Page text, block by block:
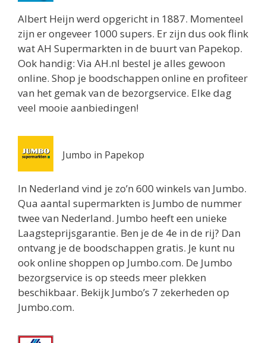
Twijnstraat 8
Utrecht 3511ZK
0.8 km
Routebeschrijving
Jumbo Utrecht
Biltstraat 74
0.8 km
Routebeschrijving
Albert Heijn Utrecht
Oudenoord 1
Utrecht 3513EG
0.9 km
Routebeschrijving
Albert Heijn Utrecht
Burgemeester Reigerstraat 57
Utrecht 3581KM
1 km
Albert Heijn werd opgericht in 1887. Momenteel
zijn er ongeveer 1000 supers. Er zijn dus ook flink
wat AH Supermarkten in de buurt van Papekop.
Ook handig: Via AH.nl bestel je alles gewoon
online. Shop je boodschappen online en profiteer
van het gemak van de bezorgservice. Elke dag
veel mooie aanbiedingen!
Jumbo in Papekop
In Nederland vind je zo’n 600 winkels van Jumbo.
Qua aantal supermarkten is Jumbo de nummer
twee van Nederland. Jumbo heeft een unieke
Laagsteprijsgarantie. Ben je de 4e in de rij? Dan
ontvang je de boodschappen gratis. Je kunt nu
ook online shoppen op Jumbo.com. De Jumbo
bezorgservice is op steeds meer plekken
beschikbaar. Bekijk Jumbo’s 7 zekerheden op
Jumbo.com.